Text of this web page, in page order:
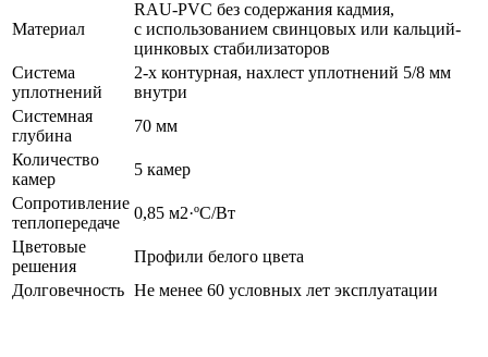
Материал
RAU-PVC без содержания кадмия,
с использованием свинцовых или кальций-
цинковых стабилизаторов
Система
уплотнений
2-х контурная, нахлест уплотнений 5/8 мм
внутри
Системная
глубина
70 мм
Количество
камер
5 камер
Сопротивление
теплопередаче
0,85 м2·ºС/Вт
Цветовые
решения
Профили белого цвета
Долговечность Не менее 60 условных лет эксплуатации